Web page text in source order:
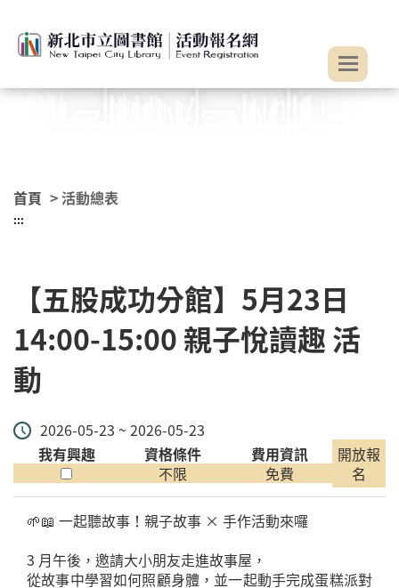
首頁 > 活動總表
:::
【五股成功分館】5月23日
14:00-15:00 親子悅讀趣 活
動
2026-05-23 ~ 2026-05-23
我有興趣
資格條件
不限
費用資訊
免費
開放報
名
🌱📖 一起聽故事！親子故事 × 手作活動來囉
3 月午後，邀請大小朋友走進故事屋，
從故事中學習如何照顧身體，並一起動手完成蛋糕派對